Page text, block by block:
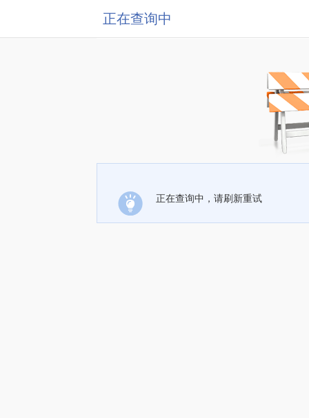
正在查询中
正在查询中，请刷新重试